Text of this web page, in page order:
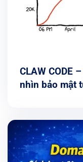
CLAW CODE
nhìn bảo mật